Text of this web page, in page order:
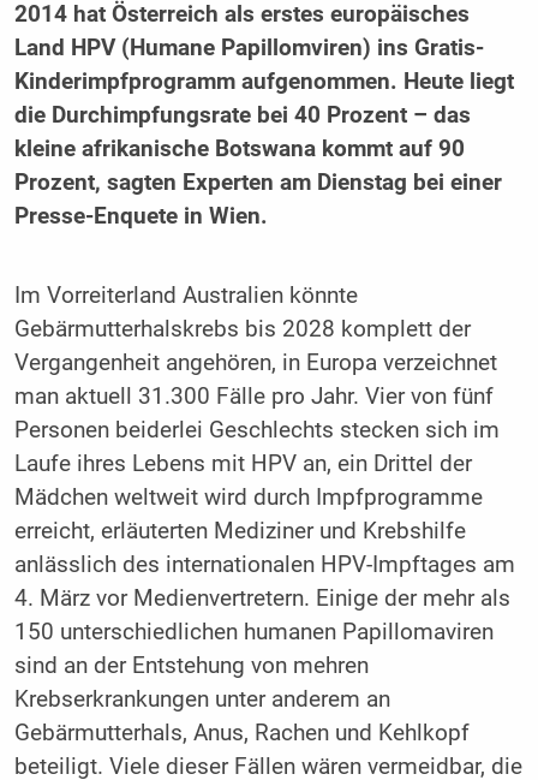
2014 hat Österreich als erstes europäisches
Land HPV (Humane Papillomviren) ins Gratis-
Kinderimpfprogramm aufgenommen. Heute liegt
die Durchimpfungsrate bei 40 Prozent – das
kleine afrikanische Botswana kommt auf 90
Prozent, sagten Experten am Dienstag bei einer
Presse-Enquete in Wien.
Im Vorreiterland Australien könnte
Gebärmutterhalskrebs bis 2028 komplett der
Vergangenheit angehören, in Europa verzeichnet
man aktuell 31.300 Fälle pro Jahr. Vier von fünf
Personen beiderlei Geschlechts stecken sich im
Laufe ihres Lebens mit HPV an, ein Drittel der
Mädchen weltweit wird durch Impfprogramme
erreicht, erläuterten Mediziner und Krebshilfe
anlässlich des internationalen HPV-Impftages am
4. März vor Medienvertretern. Einige der mehr als
150 unterschiedlichen humanen Papillomaviren
sind an der Entstehung von mehren
Krebserkrankungen unter anderem an
Gebärmutterhals, Anus, Rachen und Kehlkopf
beteiligt. Viele dieser Fällen wären vermeidbar, die